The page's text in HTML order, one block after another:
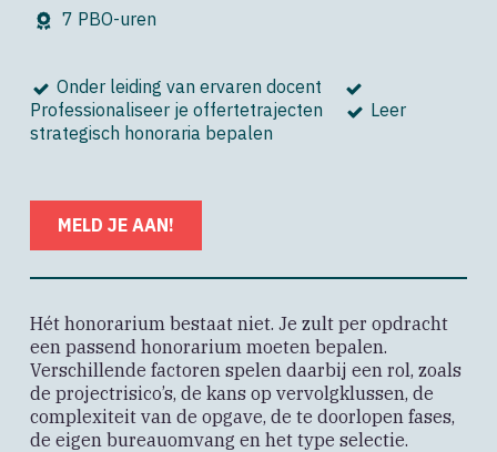
7 PBO-uren
Onder leiding van ervaren docent
Professionaliseer je offertetrajecten
Leer
strategisch honoraria bepalen
MELD JE AAN!
Hét honorarium bestaat niet. Je zult per opdracht
een passend honorarium moeten bepalen.
Verschillende factoren spelen daarbij een rol, zoals
de projectrisico’s, de kans op vervolgklussen, de
complexiteit van de opgave, de te doorlopen fases,
de eigen bureauomvang en het type selectie.